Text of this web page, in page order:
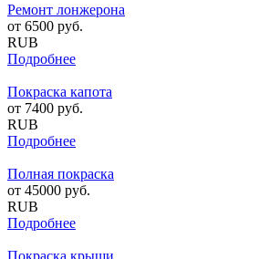
Ремонт лонжерона
от 6500 руб.
RUB
Подробнее
Покраска капота
от 7400 руб.
RUB
Подробнее
Полная покраска
от 45000 руб.
RUB
Подробнее
Покраска крыши